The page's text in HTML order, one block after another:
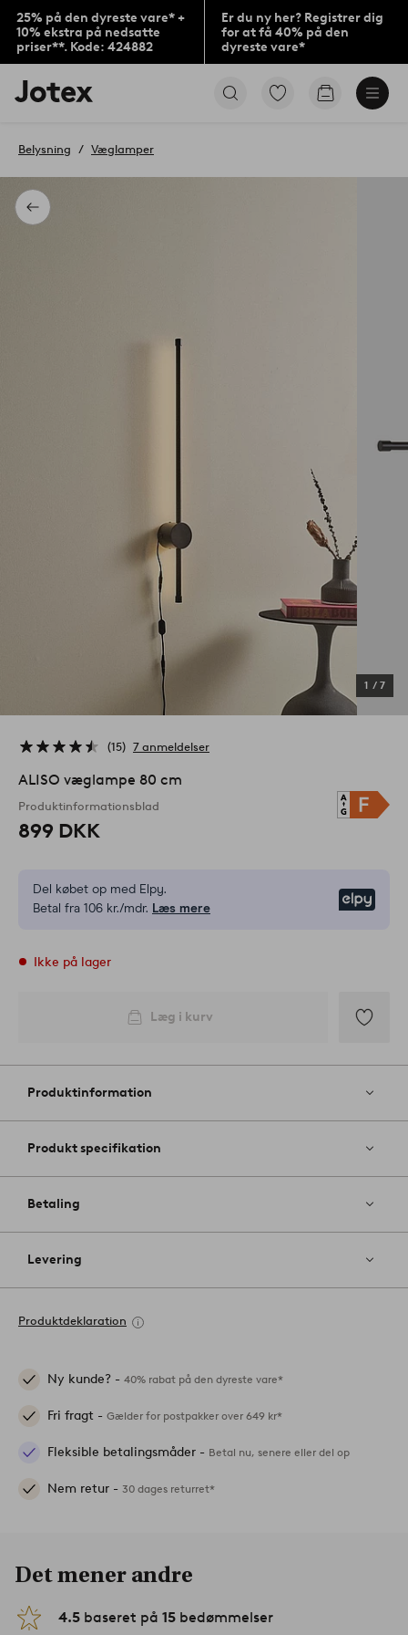
25% på den dyreste vare* +
10% ekstra på nedsatte
priser**. Kode: 424882
Er du ny her? Registrer dig
for at få 40% på den
dyreste vare*
Jotex
logo
til
Gå
Gå
Tilbage
Belysning Væglamper
1 / 7
15 7 anmeldelser
ALISO væglampe 80 cm
Produktinformationsblad
899 DKK
Del købet op med Elpy.
Betal fra 106 kr./mdr. Læs mere
Ikke på lager
Læg i kurv
til
Produktinformation
Produkt specifikation
Betaling
Levering
Produktdeklaration
Ny kunde? - 40% rabat på den dyreste vare*
Fri fragt - Gælder for postpakker over 649 kr*
Fleksible betalingsmåder - Betal nu, senere eller del op
Nem retur - 30 dages returret*
Det mener andre
4.5 baseret på 15 bedømmelser